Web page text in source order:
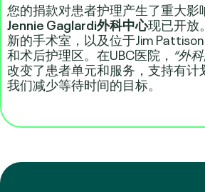
您的捐款对患者护理产生了重大影
Jennie Gaglardi外科中心现已开放
新的手术室，以及位于Jim
和术后护理区。在UBC医院， “外
改变了患者单元和服务，支持有计
我们减少等待时间的目标。